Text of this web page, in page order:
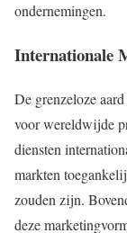
ondernemingen.
Internationale
De grenzeloze
voor wereldwijde
diensten
markten
zouden zijn.
deze